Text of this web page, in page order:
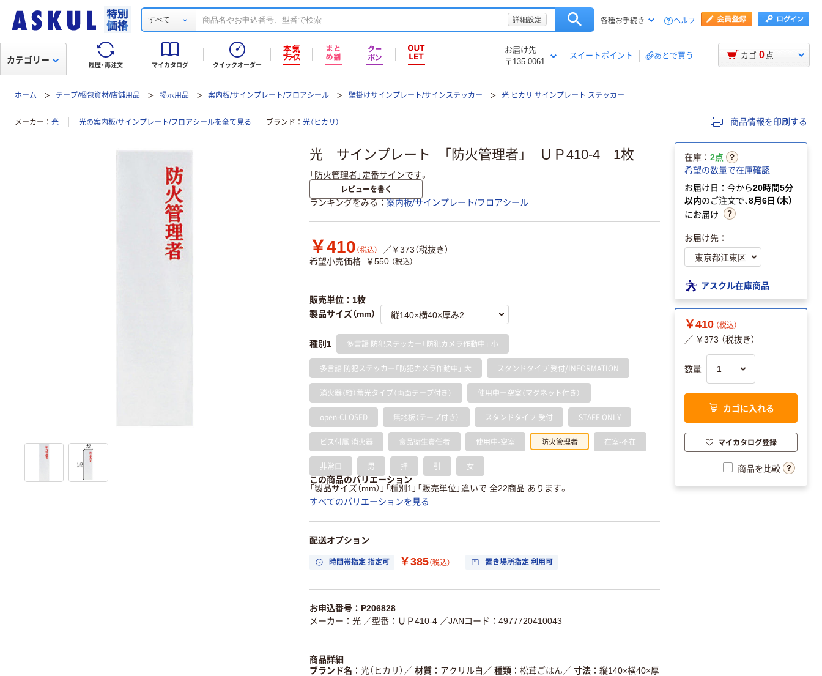
すべて 詳細設定 各種お手続き ヘルプ
履歴・再注文 マイカタログ クイックオーダー
お届け先
〒135-0061
スイートポイント あとで買う
カテゴリー カゴ 0 点
ホーム テープ/梱包資材/店舗用品 掲示用品 案内板/サインプレート/フロアシール 壁掛けサインプレート/サインステッカー 光 ヒカリ サインプレート ステッカー
メーカー 光 光の案内板/サインプレート/フロアシールを全て見る ブランド 光（ヒカリ） 商品情報を印刷する
光 サインプレート 「防火管理者」 ＵＰ410-4 1枚
「防火管理者」定番サインです。
レビューを書く
ランキングをみる 案内板/サインプレート/フロアシール
￥410 （税込）
／￥373（税抜き）
希望小売価格 ￥550 （税込）
販売単位：1枚
製品サイズ（mm）
種別1 多言語 防犯ステッカー「防犯カメラ作動中」 小
多言語 防犯ステッカー「防犯カメラ作動中」 大 スタンドタイプ 受付/INFORMATION
消火器（縦）蓄光タイプ（両面テープ付き） 使用中ー空室（マグネット付き）
open-CLOSED 無地板（テープ付き） スタンドタイプ 受付 STAFF ONLY
ビス付属 消火器 食品衛生責任者 使用中-空室 防火管理者 在室-不在
非常口 男 押 引 女
この商品のバリエーション
「製品サイズ（mm）」「種別1」「販売単位」違いで 全22商品 あります。
すべてのバリエーションを見る
配送オプション
時間帯指定 指定可 ￥385（税込） 置き場所指定 利用可
お申込番号：P206828
メーカー：光 ／型番：ＵＰ410-4 ／JANコード：4977720410043
商品詳細
ブランド名
光（ヒカリ） ／ 材質 アクリル白 ／ 種類 松茸ごはん／ 寸法
縦140×横40×厚
在庫： 2点
希望の数量で在庫確認
お届け日：今から20時間5分
以内のご注文で、8月6日（木）
にお届け
お届け先：
アスクル在庫商品
￥410 （税込）
／ ￥373 （税抜き）
数量
カゴに入れる
マイカタログ登録
商品を比較